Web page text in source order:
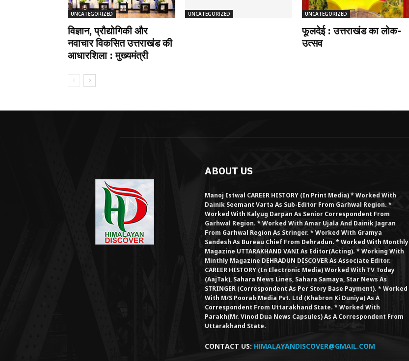
UNCATEGORIZED
विज्ञान, प्रौद्योगिकी और
नवाचार विकसित उत्तराखंड की
आधारशिला : मुख्यमंत्री
UNCATEGORIZED UNCATEGORIZED
फूलदेई : उत्तराखंड का लोक-
उत्सव
ABOUT US
Manoj Istwal CAREER HISTORY (in Print Media) * Worked With
Dainik Seemant Varta As Sub-Editor From Garhwal Region. *
Worked With Kalyug Darpan As Senior Correspondent From
Garhwal Region. * Worked With Amar Ujala And Dainik Jagran
From Garhwal Region As Stringer. * Worked With Gramya
Sandesh As Bureau Chief From Dehradun. * Worked With Monthly
Magazine UTTARAKHAND VANI As Editor(Acting). * Working With
Minthly Magazine DEHRADUN DISCOVER As Associate Editor.
CAREER HISTORY (in Electronic Media) Worked With TV Today
(AajTak), Sahara News Lines, Sahara Samaya, Star News As
STRINGER (Correspondent As Per Story Base Payment). * Worked
With M/S Poorab Media Pvt. Ltd (Khabron Ki Duniya) As A
Correspondent From Uttarakhand State. * Worked With
Parakh(Mr. Vinod Dua News Capsules) As A Correspondent From
Uttarakhand State.
CONTACT US: HIMALAYANDISCOVER@GMAIL.COM